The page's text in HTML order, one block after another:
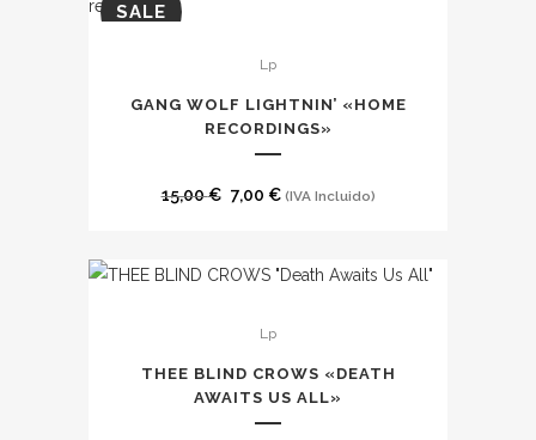
SALE
Lp
GANG WOLF LIGHTNIN’ «HOME
RECORDINGS»
15,00€ El
era:
7,00 €El
es:
(IVA Incluido)
Lp
THEE BLIND CROWS «DEATH
AWAITS US ALL»